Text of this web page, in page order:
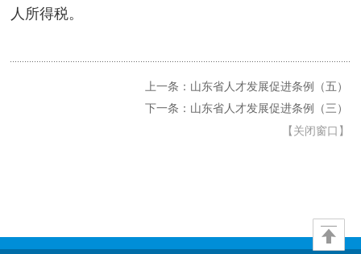
人所得税。
上一条：山东省人才发展促进条例（五）
下一条：山东省人才发展促进条例（三）
【 关闭窗口 】